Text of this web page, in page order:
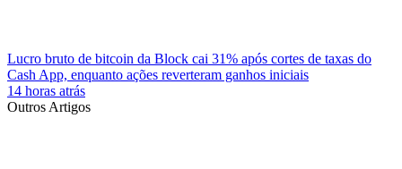
Lucro bruto de bitcoin da Block cai 31% após cortes de taxas do
Cash App, enquanto ações reverteram ganhos iniciais
14 horas atrás
Outros Artigos